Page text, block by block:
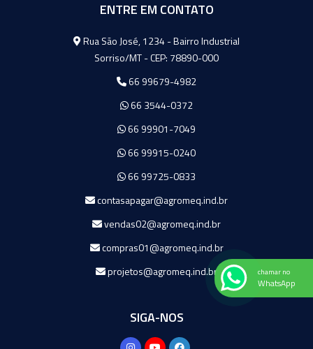
ENTRE EM CONTATO
Agromeq
Rua São José, 1234 - Bairro Industrial
Sorriso/MT - CEP: 78890-000
66 99679-4982
66 3544-0372
66 99901-7049
66 99915-0240
66 99725-0833
contasapagar@agromeq.ind.br
vendas02@agromeq.ind.br
compras01@agromeq.ind.br
projetos@agromeq.ind.br
SIGA-NOS
chamar no
WhatsApp